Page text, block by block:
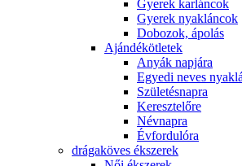
Gyerek karláncok
Gyerek nyakláncok
Dobozok, ápolás
Ajándékötletek
Anyák napjára
Egyedi neves
Születésnapra
Keresztelőre
Névnapra
Évfordulóra
drágaköves ékszerek